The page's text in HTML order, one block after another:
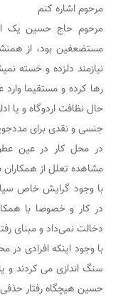
مرحوم اشاره کنم
مرحوم حاج حسین یک
مستضعفین بود، از
نیازمند دلزده و خسته
رها کرده و مستقیما
حال نظافت اردوگاه و یا
جنسی و نقدی برای
در محل کار در عین
مشاهده تعلل از
با وجود گرایش خاص
در کار و خصوصا با
دخالت نمی‌داد و مبنای
با وجود اینکه افرادی در
سنگ اندازی می کردند و
حسین هیچگاه رفتار